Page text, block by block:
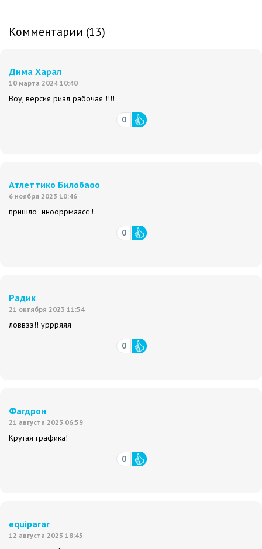
Комментарии (13)
Дима Харал
10 марта 2024 10:40
Воу, версия риал рабочая !!!!
0
Атлеттико Билобаоо
6 ноября 2023 10:46
пришло ннооррмаасс !
0
Радик
21 октября 2023 11:54
ловвээ!! уррряяя
0
Фагдрон
21 августа 2023 06:59
Крутая графика!
0
equiparar
12 августа 2023 18:45